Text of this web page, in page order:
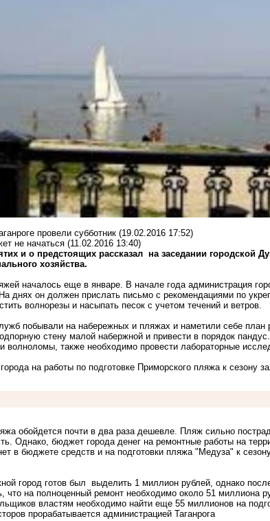
провели субботник (19.02.2016 17:52)
не начаться (11.02.2016 13:40)
и о предстоящих рассказал на заседании городской
хозяйства.
началось еще в январе. В начале года администрация
днях он должен прислать письмо с рекомендациями по
волнорезы и насыпать песок с учетом течений и ветров.
побывали на набережных и пляжах и наметили себе план
стену малой набержной и привести в порядок
волноломы, также необходимо провести лабораторные
на работы по подготовке Приморского пляжа к сезону
обойдется почти в два раза дешевле. Пляж сильно
Однако, бюджет города денег на ремонтные работы на
в бюджете средств и на подготовки пляжа "Медуза" к
город готов был выделить 1 миллион рублей, однако
что на полноценный ремонт необходимо около 51 миллиона
властям необходимо найти еще 55 миллионов на
прорабатывается администрацией Таганрога